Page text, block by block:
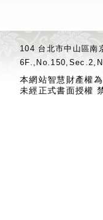
104 台北市中山區
本網站智慧財產權
未經正式書面授權